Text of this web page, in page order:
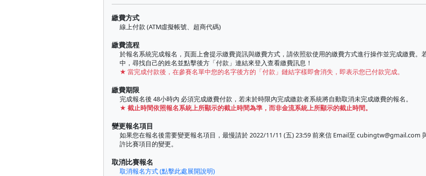
繳費方式
線上付款 (ATM虛擬帳號、超商代碼)
繳費流程
於報名系統完成報名，頁面上會提示繳費資訊與繳費方式，請依照欲使用的繳費方式進行操作並完成繳費。
中，尋找自己的姓名並點擊後方「付款」連結來登入查看繳費訊息！
★ 當完成付款後，在參賽名單中您的名字後方的「付款」鏈結字樣即會消失，即表示您已付款完成。
繳費期限
完成報名後 48小時內 必須完成繳費付款，若未於時限內完成繳款者系統將自動取消未完成繳費的報名。
★ 截止時間依照報名系統上所顯示的截止時間為準，而非金流系統上所顯示的截止時間。
變更報名項目
如果您在報名後需要變更報名項目，最慢請於 2022/11/11 (五) 23:59 前來信 Email至 cubingtw@gmail.com
許比賽項目的變更。
取消比賽報名
取消報名方式 (點擊此處展開說明)